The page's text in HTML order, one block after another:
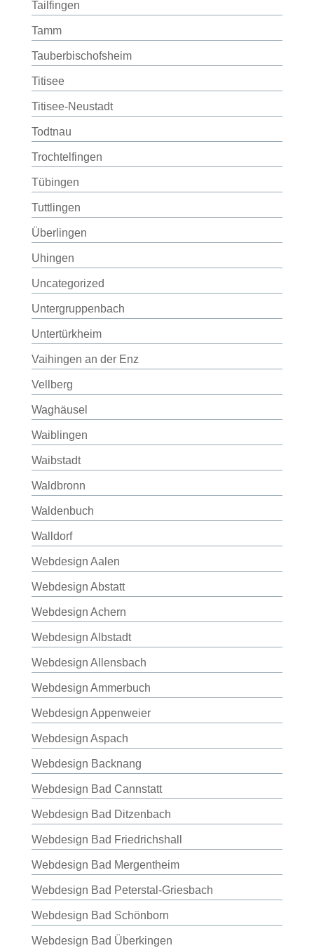
Tailfingen
Tamm
Tauberbischofsheim
Titisee
Titisee-Neustadt
Todtnau
Trochtelfingen
Tübingen
Tuttlingen
Überlingen
Uhingen
Uncategorized
Untergruppenbach
Untertürkheim
Vaihingen an der Enz
Vellberg
Waghäusel
Waiblingen
Waibstadt
Waldbronn
Waldenbuch
Walldorf
Webdesign Aalen
Webdesign Abstatt
Webdesign Achern
Webdesign Albstadt
Webdesign Allensbach
Webdesign Ammerbuch
Webdesign Appenweier
Webdesign Aspach
Webdesign Backnang
Webdesign Bad Cannstatt
Webdesign Bad Ditzenbach
Webdesign Bad Friedrichshall
Webdesign Bad Mergentheim
Webdesign Bad Peterstal-Griesbach
Webdesign Bad Schönborn
Webdesign Bad Überkingen